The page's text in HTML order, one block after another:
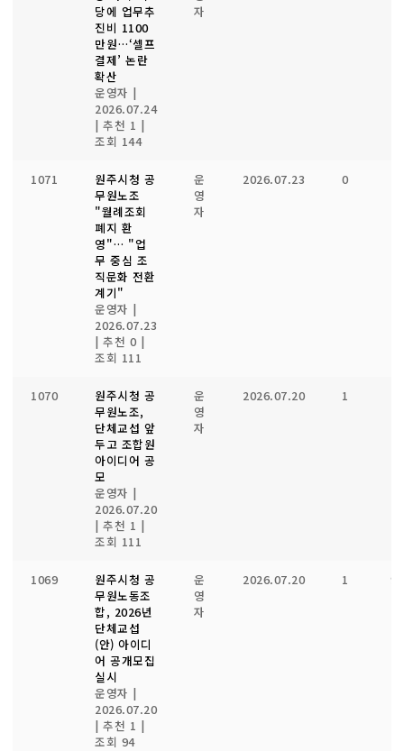
당에 업무추
진비 1100
만원…‘셀프
결제’ 논란
확산
운영자 |
2026.07.24
| 추천 1 |
조회 144
자
1071
원주시청 공
무원노조
"월례조회
폐지 환
영"… "업
무 중심 조
직문화 전환
계기"
운영자 |
2026.07.23
| 추천 0 |
조회 111
운
영
자
2026.07.23 0
1070
원주시청 공
무원노조,
단체교섭 앞
두고 조합원
아이디어 공
모
운영자 |
2026.07.20
| 추천 1 |
조회 111
운
영
자
2026.07.20 1
1069
원주시청 공
무원노동조
합, 2026년
단체교섭
(안) 아이디
어 공개모집
실시
운영자 |
2026.07.20
| 추천 1 |
조회 94
운
영
자
2026.07.20 1 94